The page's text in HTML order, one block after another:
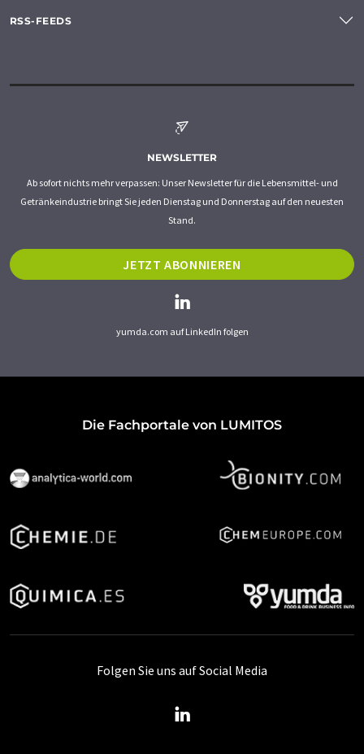
RSS-FEEDS
NEWSLETTER
Ab sofort nichts mehr verpassen: Unser Newsletter für die Lebensmittel- und
Getränkeindustrie bringt Sie jeden Dienstag und Donnerstag auf den neuesten
Stand.
JETZT ABONNIEREN
yumda.com auf LinkedIn folgen
Die Fachportale von LUMITOS
Folgen Sie uns auf Social Media